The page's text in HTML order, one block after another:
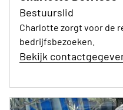
Bestuurslid
Charlotte zorgt voor de
bedrijfsbezoeken.
Bekijk